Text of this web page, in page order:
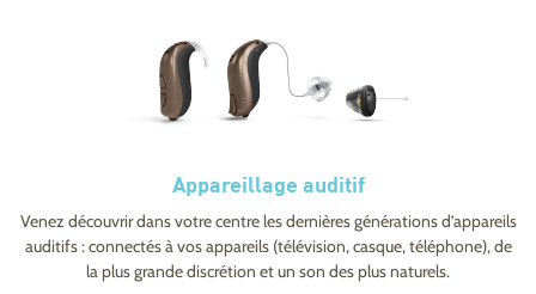
Appareillage auditif
Venez découvrir dans votre centre les dernières générations d’appareils
auditifs : connectés à vos appareils (télévision, casque, téléphone), de
la plus grande discrétion et un son des plus naturels.